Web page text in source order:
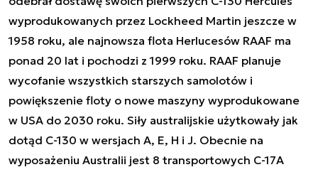
wyprodukowanych przez Lockheed Martin jeszcze w
1958 roku, ale najnowsza flota Herlucesów RAAF ma
ponad 20 lat i pochodzi z 1999 roku. RAAF planuje
wycofanie wszystkich starszych samolotów i
powiększenie floty o nowe maszyny wyprodukowane
w USA do 2030 roku. Siły australijskie użytkowały jak
dotąd C-130 w wersjach A, E, H i J. Obecnie na
wyposażeniu Australii jest 8 transportowych C-17A